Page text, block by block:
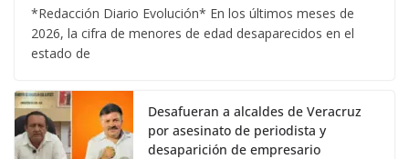
*Redacción Diario Evolución* En los últimos meses de
2026, la cifra de menores de edad desaparecidos en el
estado de
Desafueran a alcaldes de Veracruz
por asesinato de periodista y
desaparición de empresario